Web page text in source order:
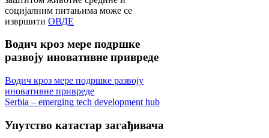
социјалним питањима може се
извршити ОВДЕ
Водич кроз мере подршке
развоју иновативне привреде
Водич кроз мере подршке развоју
иновативне привреде
Serbia – emerging tech development hub
Упутство катастар загађивача